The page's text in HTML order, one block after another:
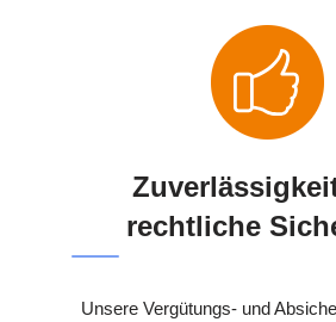
rechtliche
Unsere Vergütungs- und